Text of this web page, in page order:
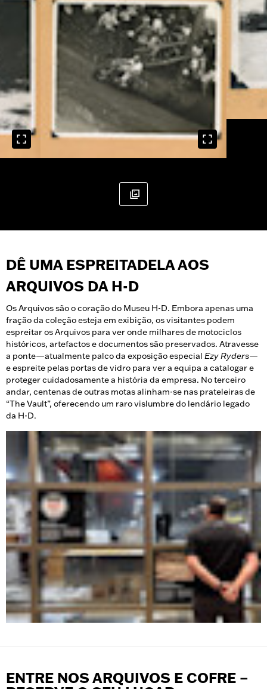
DÊ UMA ESPREITADELA AOS
ARQUIVOS DA H-D
Os Arquivos são o coração do Museu H-D. Embora apenas uma
fração da coleção esteja em exibição, os visitantes podem
espreitar os Arquivos para ver onde milhares de motociclos
históricos, artefactos e documentos são preservados. Atravesse
a ponte—atualmente palco da exposição especial Ezy Ryders—
e espreite pelas portas de vidro para ver a equipa a catalogar e
proteger cuidadosamente a história da empresa. No terceiro
andar, centenas de outras motas alinham-se nas prateleiras de
“The Vault”, oferecendo um raro vislumbre do lendário legado
da H-D.
ENTRE NOS ARQUIVOS E COFRE –